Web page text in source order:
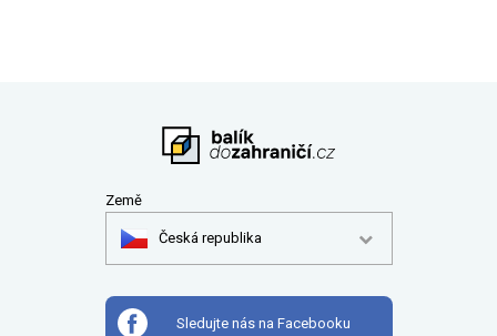
Země
Česká republika
Sledujte nás na Facebooku